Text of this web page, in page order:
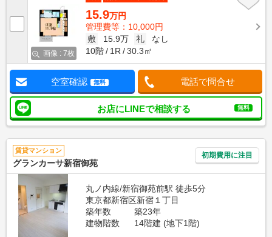
画像 : 7枚
15.9万円
管理費等：10,000円
敷
15.9万 礼
なし
10階
1R 30.3㎡
空室確認 無料 電話で問合せ
お店にLINEで相談する 無料
賃貸マンション
グランカーサ新宿御苑
初期費用に注目
丸ノ内線/新宿御苑前駅 徒歩5分
東京都新宿区新宿１丁目
築年数
築23年
建物階数
14階建 (地下1階)